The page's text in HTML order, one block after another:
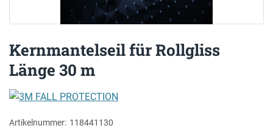
Kernmantelseil für Rollgliss
Länge 30 m
Artikelnummer: 118441130